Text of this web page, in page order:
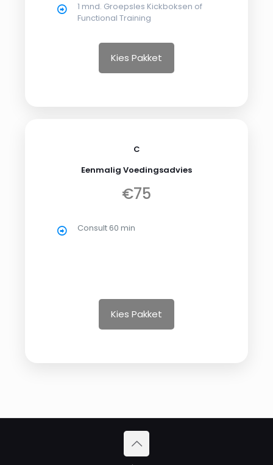
1 mnd. Groepsles Kickboksen of
Functional Training
Kies Pakket
C
Eenmalig Voedingsadvies
€75
Consult 60 min
Kies Pakket